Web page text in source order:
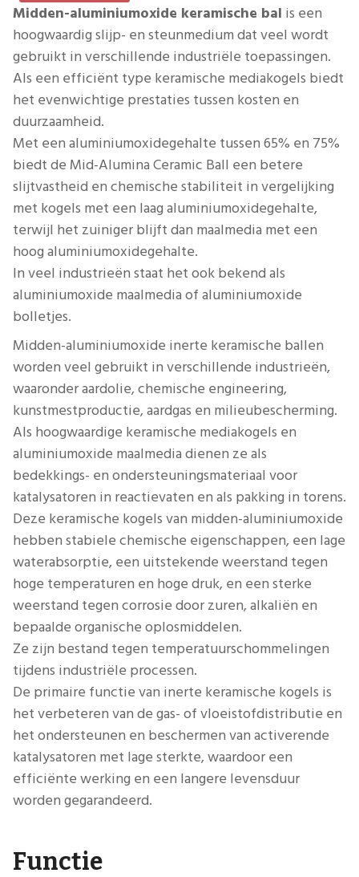
Midden-aluminiumoxide keramische bal is een
hoogwaardig slijp- en steunmedium dat veel wordt
gebruikt in verschillende industriële toepassingen.
Als een efficiënt type keramische mediakogels biedt
het evenwichtige prestaties tussen kosten en
duurzaamheid.
Met een aluminiumoxidegehalte tussen 65% en 75%
biedt de Mid-Alumina Ceramic Ball een betere
slijtvastheid en chemische stabiliteit in vergelijking
met kogels met een laag aluminiumoxidegehalte,
terwijl het zuiniger blijft dan maalmedia met een
hoog aluminiumoxidegehalte.
In veel industrieën staat het ook bekend als
aluminiumoxide maalmedia of aluminiumoxide
bolletjes.
Midden-aluminiumoxide inerte keramische ballen
worden veel gebruikt in verschillende industrieën,
waaronder aardolie, chemische engineering,
kunstmestproductie, aardgas en milieubescherming.
Als hoogwaardige keramische mediakogels en
aluminiumoxide maalmedia dienen ze als
bedekkings- en ondersteuningsmateriaal voor
katalysatoren in reactievaten en als pakking in torens.
Deze keramische kogels van midden-aluminiumoxide
hebben stabiele chemische eigenschappen, een lage
waterabsorptie, een uitstekende weerstand tegen
hoge temperaturen en hoge druk, en een sterke
weerstand tegen corrosie door zuren, alkaliën en
bepaalde organische oplosmiddelen.
Ze zijn bestand tegen temperatuurschommelingen
tijdens industriële processen.
De primaire functie van inerte keramische kogels is
het verbeteren van de gas- of vloeistofdistributie en
het ondersteunen en beschermen van activerende
katalysatoren met lage sterkte, waardoor een
efficiënte werking en een langere levensduur
worden gegarandeerd.
Functie